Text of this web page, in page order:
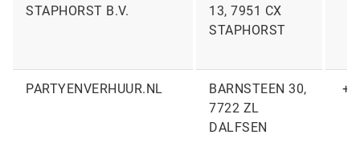
STAPHORST B.V.
13, 7951 CX
STAPHORST
PARTYENVERHUUR.NL
BARNSTEEN 30,
7722 ZL
DALFSEN